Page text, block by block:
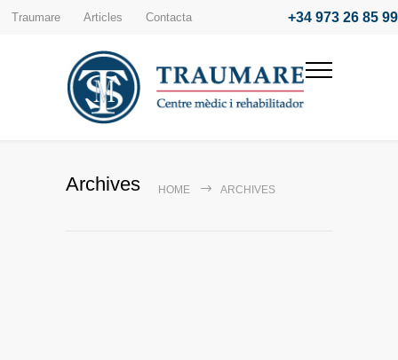
Traumare Articles Contacta +34 973 26 85 99
Archives HOME ARCHIVES